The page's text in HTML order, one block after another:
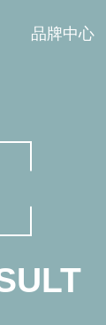
品牌中心